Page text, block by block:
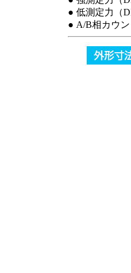
● 低測定力（
● A/B相カウン